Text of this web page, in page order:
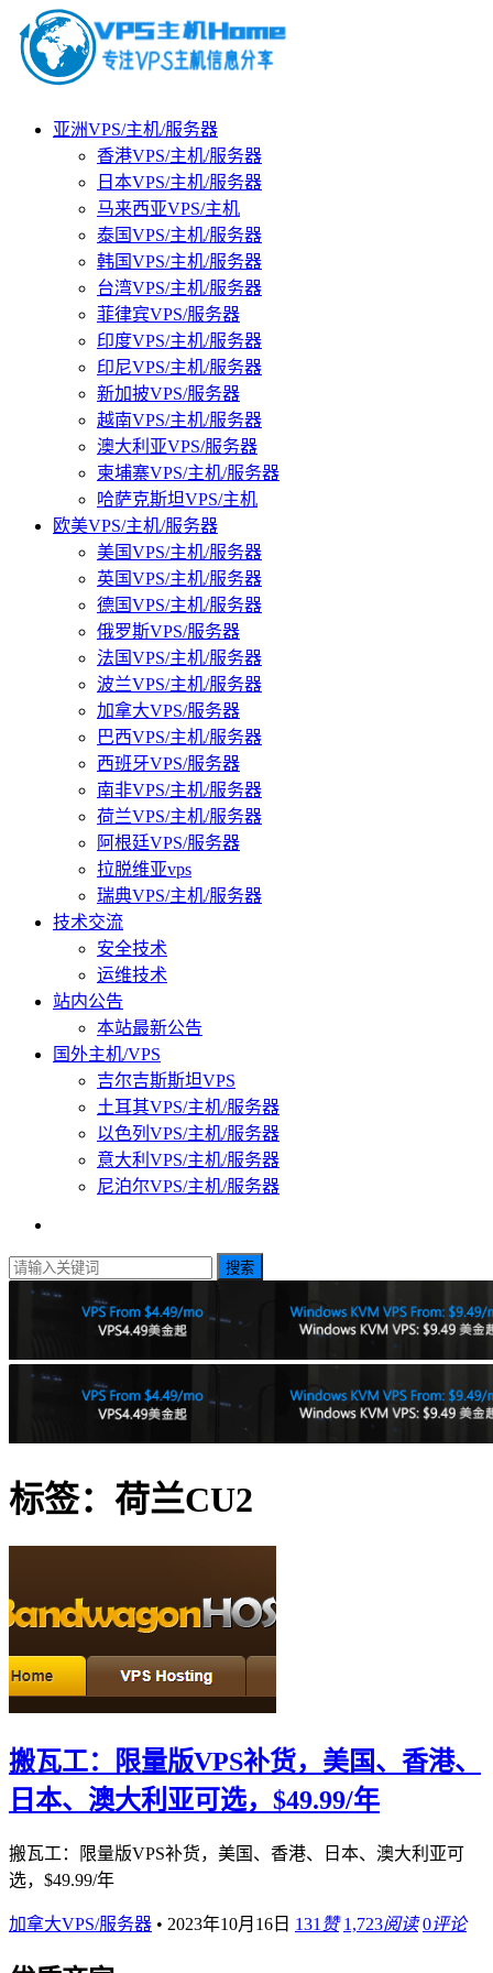
亚洲VPS/主机/服务器
香港VPS/主机/服务器
日本VPS/主机/服务器
马来西亚VPS/主机
泰国VPS/主机/服务器
韩国VPS/主机/服务器
台湾VPS/主机/服务器
菲律宾VPS/服务器
印度VPS/主机/服务器
印尼VPS/主机/服务器
新加披VPS/服务器
越南VPS/主机/服务器
澳大利亚VPS/服务器
柬埔寨VPS/主机/服务器
哈萨克斯坦VPS/主机
欧美VPS/主机/服务器
美国VPS/主机/服务器
英国VPS/主机/服务器
德国VPS/主机/服务器
俄罗斯VPS/服务器
法国VPS/主机/服务器
波兰VPS/主机/服务器
加拿大VPS/服务器
巴西VPS/主机/服务器
西班牙VPS/服务器
南非VPS/主机/服务器
荷兰VPS/主机/服务器
阿根廷VPS/服务器
拉脱维亚vps
瑞典VPS/主机/服务器
技术交流
安全技术
运维技术
站内公告
本站最新公告
国外主机/VPS
吉尔吉斯斯坦VPS
土耳其VPS/主机/服务器
以色列VPS/主机/服务器
意大利VPS/主机/服务器
尼泊尔VPS/主机/服务器
搜索
标签：荷兰CU2
搬瓦工：限量版VPS补货，美国、香港、
日本、澳大利亚可选，$49.99/年
搬瓦工：限量版VPS补货，美国、香港、日本、澳大利亚可
选，$49.99/年
加拿大VPS/服务器 • 2023年10月16日 131 赞 1,723阅读 0评论